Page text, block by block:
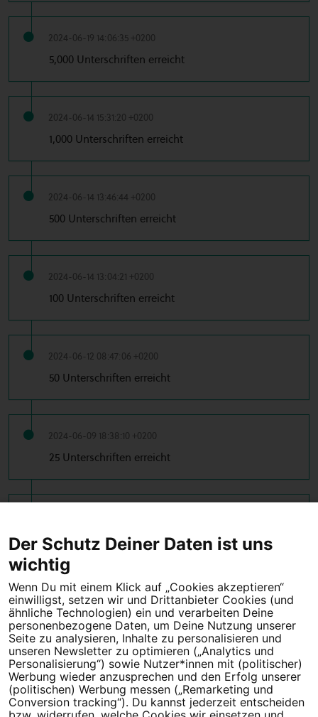
2024-06-19 14:06:35 +0200
5,000 Unterschriften erreicht
2024-06-14 15:31:20 +0200
1,000 Unterschriften erreicht
2024-06-14 13:46:44 +0200
500 Unterschriften erreicht
2024-06-14 13:04:21 +0200
100 Unterschriften erreicht
2024-06-12 08:47:06 +0200
50 Unterschriften erreicht
2024-06-09 18:38:10 +0200
25 Unterschriften erreicht
10 Unterschriften erreicht
Tipps für deine Petition
Darum WeAct
Partnerprogramm
Erfolgreiche Petitionen
FAQs
Nutzungsbedingungen
Der Schutz Deiner Daten ist uns
wichtig
Wenn Du mit einem Klick auf „Cookies akzeptieren“
einwilligst, setzen wir und Drittanbieter Cookies (und
ähnliche Technologien) ein und verarbeiten Deine
personenbezogene Daten, um Deine Nutzung unserer
Seite zu analysieren, Inhalte zu personalisieren und
unseren Newsletter zu optimieren („Analytics und
Personalisierung“) sowie Nutzer*innen mit (politischer)
Werbung wieder anzusprechen und den Erfolg unserer
(politischen) Werbung messen („Remarketing und
Conversion tracking“). Du kannst jederzeit entscheiden